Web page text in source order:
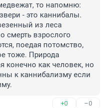
то напомню:
- это каннибалы.
из леса
смерть взрослого
поедая потомство,
тоже. Природа
конечно как человек, но
к каннибализму если
+0 –0